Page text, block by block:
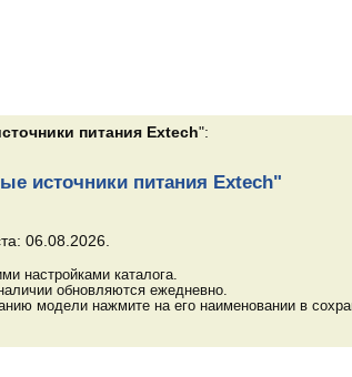
питания Extech":
источники питания Extech"
06.08.2026.
настройками каталога.
обновляются ежедневно.
модели нажмите на его наименовании в